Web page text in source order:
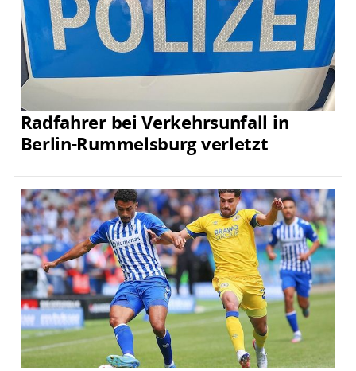
Radfahrer bei Verkehrsunfall in
Berlin-Rummelsburg verletzt